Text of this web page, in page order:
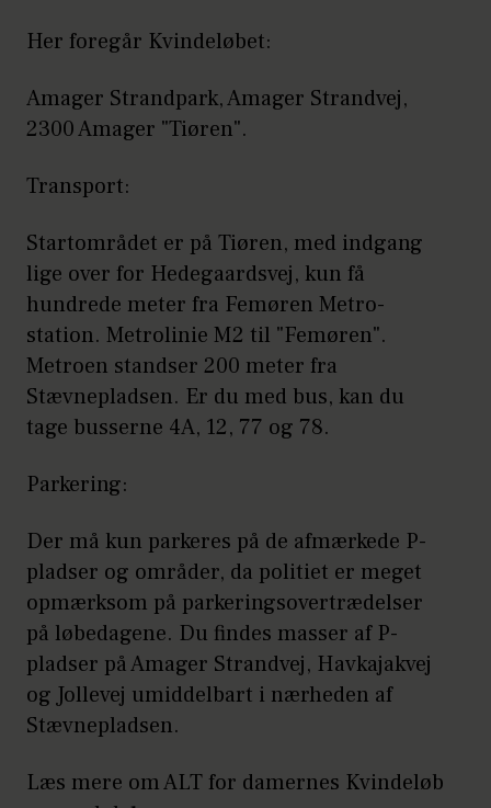
Her foregår Kvindeløbet:
Amager Strandpark, Amager Strandvej,
2300 Amager "Tiøren".
Transport:
Startområdet er på Tiøren, med indgang
lige over for Hedegaardsvej, kun få
hundrede meter fra Femøren Metro-
station. Metrolinie M2 til "Femøren".
Metroen standser 200 meter fra
Stævnepladsen. Er du med bus, kan du
tage busserne 4A, 12, 77 og 78.
Parkering:
Der må kun parkeres på de afmærkede P-
pladser og områder, da politiet er meget
opmærksom på parkeringsovertrædelser
på løbedagene. Du findes masser af P-
pladser på Amager Strandvej, Havkajakvej
og Jollevej umiddelbart i nærheden af
Stævnepladsen.
Læs mere om ALT for damernes Kvindeløb